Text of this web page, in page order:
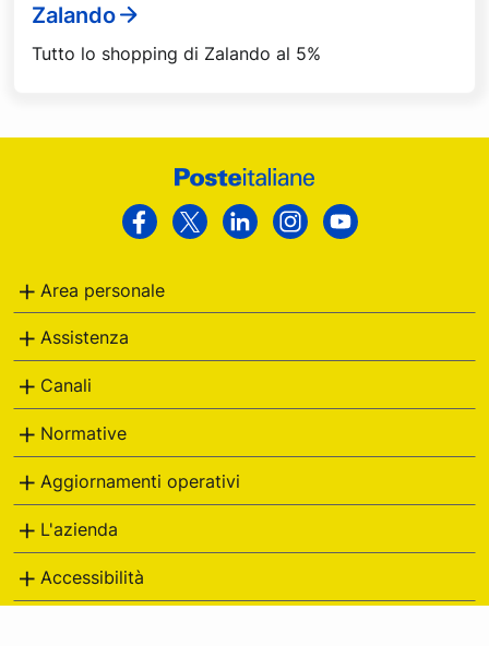
Zalando
Tutto lo shopping di Zalando al 5%
Facebook
Twitter LinkedinInstagram
Area personale
Assistenza
Canali
Normative
Aggiornamenti operativi
L'azienda
Accessibilità